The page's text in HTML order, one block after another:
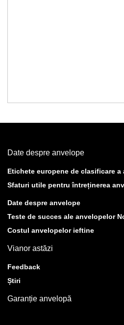
Date despre anvelope
Etichete europene de clasificare a
Sfaturi utile pentru întreținerea
Date despre anvelope
Teste de succes ale anvelopelor
Costul anvelopelor ieftine
Vianor astăzi
Feedback
Știri
Garanție anvelopă